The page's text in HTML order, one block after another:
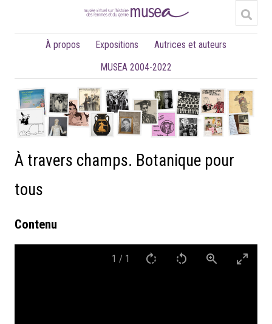
À propos Expositions
Autrices et auteurs
MUSEA 2004-2022
À travers champs. Botanique pour
tous
Contenu
1 / 1